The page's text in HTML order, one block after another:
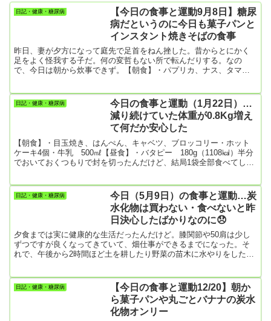
日記・健康・糖尿病
【今日の食事と運動9月8日】糖尿
病だというのに今日も菓子パンと
インスタント焼きそばの食事
昨日、妻が夕方になって庭先で足首をねん挫した。昔からとにかく
足をよく怪我する子だ。何の変哲もない所で転んだりする。なの
で、今日は朝から炊事できず。【朝食】・パプリカ、ナス、タマ
きそば「ごつ盛り」炭水化物と甘いものばっかりで最悪。朝、野菜
炒めを作ったので夕食では野菜を準備する元気なし。【運動】・散
歩 今のところ2129歩これから、散歩に出るつもり。
日記・健康・糖尿病
今日の食事と運動（1月22日）…
減り続けていた体重が0.8Kg増え
て何だか安心した
【朝食】・目玉焼き、はんぺん、キャベツ、ブロッコリー・ホット
ケーキ4個・牛乳 500㎖【昼食】・バタピー 180g（1108㎉）半分
でおいておくつもりで封を切ったんだけど、結局1袋全部食べてしま
揚げなど）ナッツ類ってすごく腹持ちがいいんですよね。お昼に食
べたピーナツが、夕食時になっても胃袋に残っている感じがして、
うどん２玉食べるともう満腹。体重も0.8Kgも増えた。この満腹感...
日記・健康・糖尿病
今日（5月9日）の食事と運動…炭
水化物は買わない・食べないと昨
日決心したばかりなのに😞
夕食までは実に健康的な生活だったんだけど。膝関節や50肩は少し
ずつですが良くなってきていて、畑仕事ができるまでになった。そ
れで、午後から2時間ほど土を耕したり野菜の苗木に水やりをした。
くと体の節々が痛く何だか甘い物を食べたくなってきた。（まだま
だ、50肩の独特の痛みは消えていない）結局、冷凍庫のアイスクリ
ームを2個食べ、その後バタピーを150ｇほど食べてしまった。アイ
日記・健康・糖尿病
【今日の食事と運動12/20】朝か
ら菓子パンや丸ごとバナナの炭水
化物オンリー